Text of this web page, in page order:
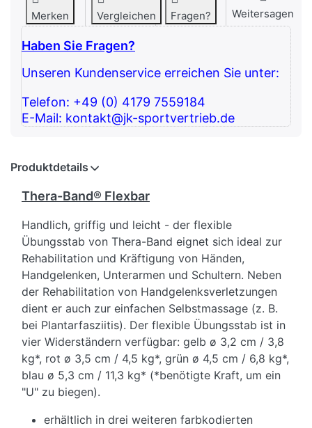
Merken Vergleichen Fragen? Weitersagen
Haben Sie Fragen?
Unseren Kundenservice erreichen Sie unter:
Telefon: +49 (0) 4179 7559184
E-Mail: kontakt@jk-sportvertrieb.de
Produktdetails
Thera-Band® Flexbar
Handlich, griffig und leicht - der flexible
Übungsstab von Thera-Band eignet sich ideal zur
Rehabilitation und Kräftigung von Händen,
Handgelenken, Unterarmen und Schultern. Neben
der Rehabilitation von Handgelenksverletzungen
dient er auch zur einfachen Selbstmassage (z. B.
bei Plantarfasziitis). Der flexible Übungsstab ist in
vier Widerständern verfügbar: gelb ø 3,2 cm / 3,8
kg*, rot ø 3,5 cm / 4,5 kg*, grün ø 4,5 cm / 6,8 kg*,
blau ø 5,3 cm / 11,3 kg* (*benötigte Kraft, um ein
"U" zu biegen).
erhältlich in drei weiteren farbkodierten